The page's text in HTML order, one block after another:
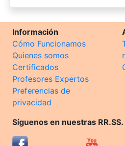
Información
Cómo Funcionamos
Quienes somos
Certificados
Profesores Expertos
Preferencias de
privacidad
Síguenos en nuestras RR.SS.